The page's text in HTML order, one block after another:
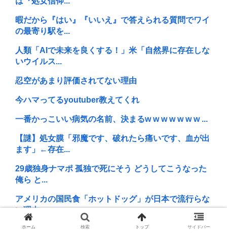
暇だから『はい』『いいえ』で答えられる質問でワイ
の最寄り駅を...
人類「AIで未来を良くする！」米「自然界に存在しな
いウイルス...
忍空があまり評価されてない理由
今ハマってるyoutuber教えてくれ
一番かっこいい病気の名前、決まるw w w w w w w ...
【謎】処女膜「邪魔です、破れたら痛いです、血が出
ます」←存在...
29歳独身ナマポ 孤独で死にそう どうしてこうなった
俺ら と...
アメリカの国民食「ホットドッグ」が日本で流行らな
い理由www
ケンモメンが18年ぶりに見る画像がこちらwww
ホーム 検索 トップ サイドバー